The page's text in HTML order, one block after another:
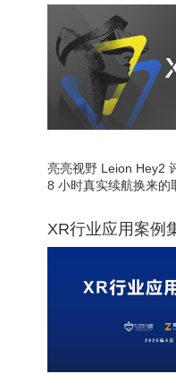
亮亮视野 Leion Hey2
8 小时真实续航换来的
XR行业应用案例